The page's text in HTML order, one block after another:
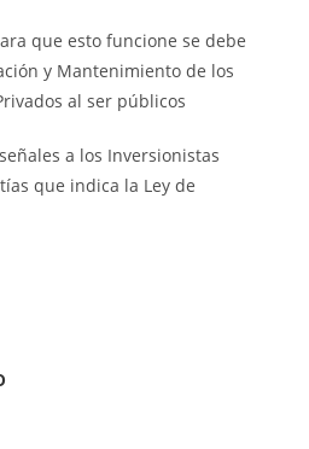
que esto funcione se debe
y Mantenimiento de los
al ser públicos
a los Inversionistas
que indica la Ley de